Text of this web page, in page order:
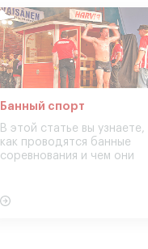
Банный спорт
В этой статье вы узнаете,
как проводятся банные
соревнования и чем они